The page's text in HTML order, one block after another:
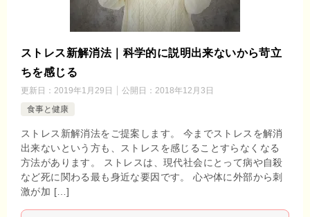
ストレス新解消法｜科学的に説明出来ないから苛立
ちを感じる
更新日： 2019年1月29日 公開日： 2018年12月3日
食事と健康
ストレス新解消法をご提案します。 今までストレスを解消
出来ないという方も、ストレスを感じることすらなくなる
方法があります。 ストレスは、現代社会にとって病や自殺
など死に関わる最も身近な要因です。 心や体に外部から刺
激が加 […]